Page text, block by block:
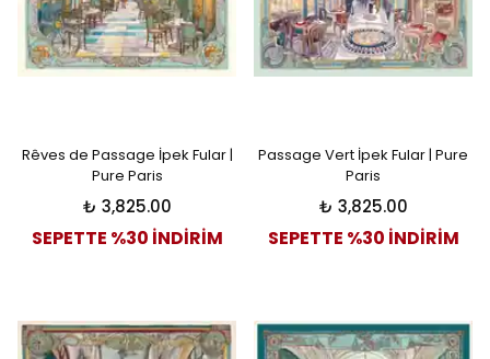
Rêves de Passage İpek Fular |
Pure Paris
₺ 3,825.00
SEPETTE %30 İNDİRİM
Passage Vert İpek Fular | Pure
Paris
₺ 3,825.00
SEPETTE %30 İNDİRİM